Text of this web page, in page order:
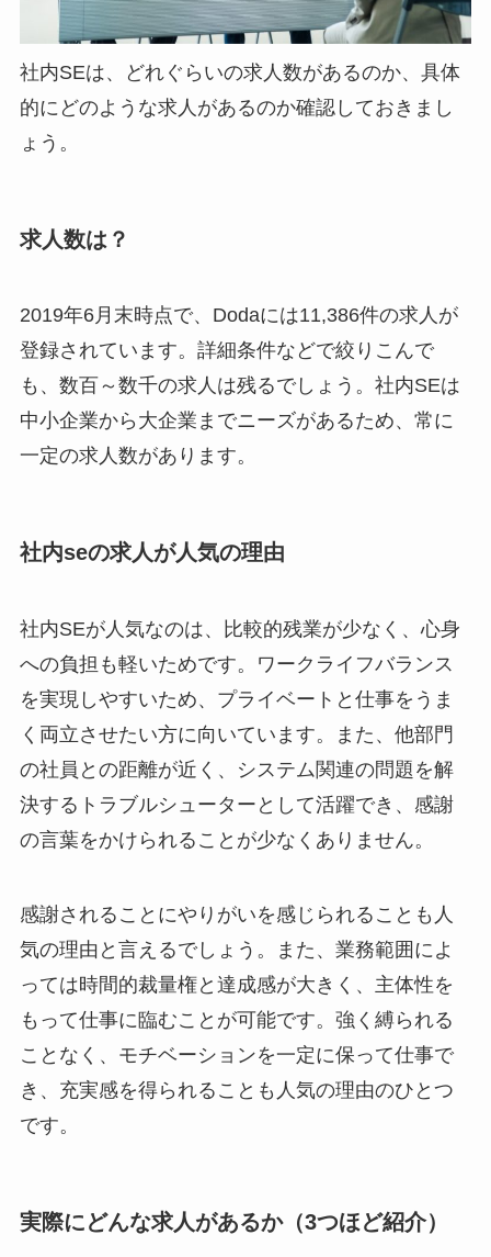
社内SEは、どれぐらいの求人数があるのか、具体
的にどのような求人があるのか確認しておきまし
ょう。
求人数は？
2019年6月末時点で、Dodaには11,386件の求人が
登録されています。詳細条件などで絞りこんで
も、数百～数千の求人は残るでしょう。社内SEは
中小企業から大企業までニーズがあるため、常に
一定の求人数があります。
社内seの求人が人気の理由
社内SEが人気なのは、比較的残業が少なく、心身
への負担も軽いためです。ワークライフバランス
を実現しやすいため、プライベートと仕事をうま
く両立させたい方に向いています。また、他部門
の社員との距離が近く、システム関連の問題を解
決するトラブルシューターとして活躍でき、感謝
の言葉をかけられることが少なくありません。
感謝されることにやりがいを感じられることも人
気の理由と言えるでしょう。また、業務範囲によ
っては時間的裁量権と達成感が大きく、主体性を
もって仕事に臨むことが可能です。強く縛られる
ことなく、モチベーションを一定に保って仕事で
き、充実感を得られることも人気の理由のひとつ
です。
実際にどんな求人があるか（3つほど紹介）